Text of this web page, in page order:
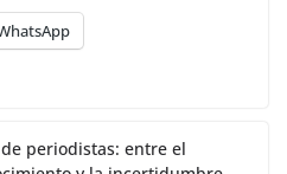
periodistas: entre el